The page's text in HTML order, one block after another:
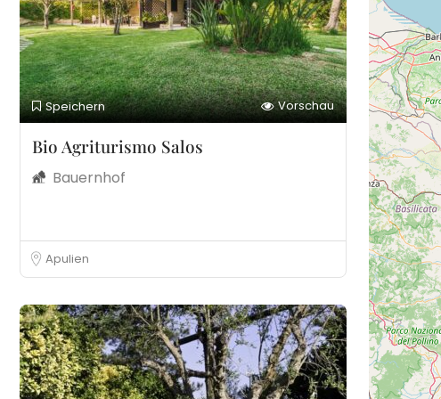
Speichern Vorschau
Bio Agriturismo Salos
Bauernhof
Apulien